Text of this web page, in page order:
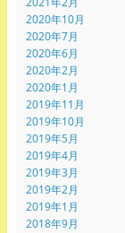
2020年10月
2020年7月
2020年6月
2020年2月
2020年1月
2019年11月
2019年10月
2019年5月
2019年4月
2019年3月
2019年2月
2019年1月
2018年9月